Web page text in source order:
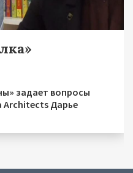
задает вопросы
Architects Дарье